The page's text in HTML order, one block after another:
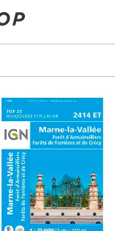
EXTRA dès 2